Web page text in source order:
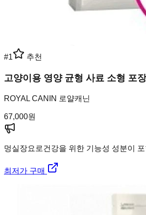
#1 추천
고양이용 영양 균형 사료 소형 포
ROYAL CANIN 로얄캐닌
67,000원
멍실장요로건강을 위한 기능성 성분이
최저가 구매